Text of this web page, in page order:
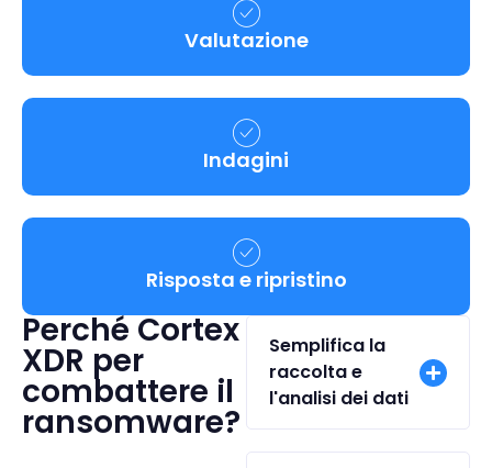
Valutazione
Indagini
Risposta e ripristino
Perché Cortex
XDR per
combattere il
ransomware?
Semplifica la
raccolta e
l'analisi dei dati